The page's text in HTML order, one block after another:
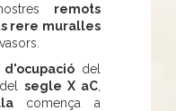
remots
rere muralles
del
delsegle X aC
comença a